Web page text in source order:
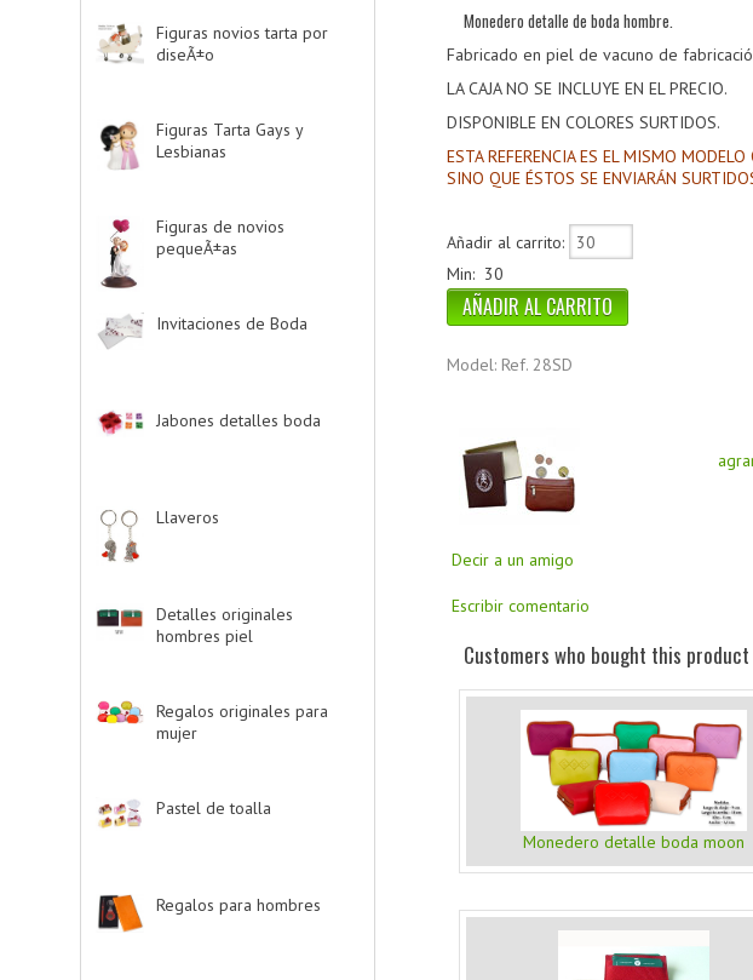
Monedero detalle de boda hombre.
Fabricado en piel de vacuno de
LA CAJA NO SE INCLUYE EN EL PRECIO.
DISPONIBLE EN COLORES SURTIDOS.
ESTA REFERENCIA ES EL MISMO
SINO QUE ÉSTOS SE ENVIARÁN
Añadir al carrito:
Min: 30
Model: Ref. 28SD
Decir a un amigo
Escribir comentario
Customers who bought this
Monedero detalle boda moon
Figuras novios tarta por
diseÃ±o
Figuras Tarta Gays y
Lesbianas
Figuras de novios
pequeÃ±as
Invitaciones de Boda
Jabones detalles boda
Llaveros
Detalles originales
hombres piel
Regalos originales para
mujer
Pastel de toalla
Regalos para hombres